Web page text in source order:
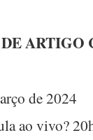
ARTIGO
de 2024
ao vivo?